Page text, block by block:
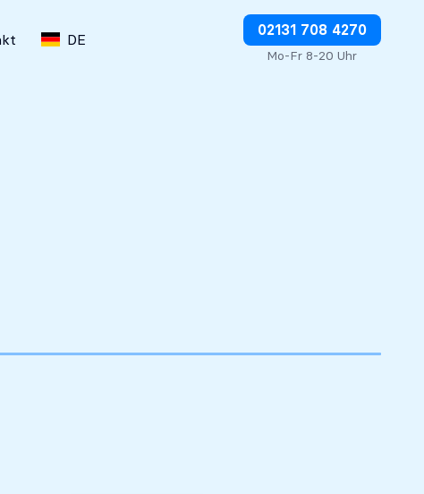
DE
02131 708 4270
Mo-Fr 8-20 Uhr
Abbuchungen direkt stoppen